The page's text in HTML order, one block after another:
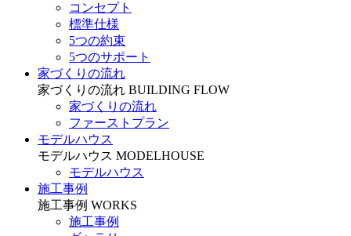
コンセプト
標準仕様
5つの約束
5つのサポート
家づくりの流れ
家づくりの流れ BUILDING FLOW
家づくりの流れ
ファーストプラン
モデルハウス
モデルハウス MODELHOUSE
モデルハウス
施工事例
施工事例 WORKS
施工事例